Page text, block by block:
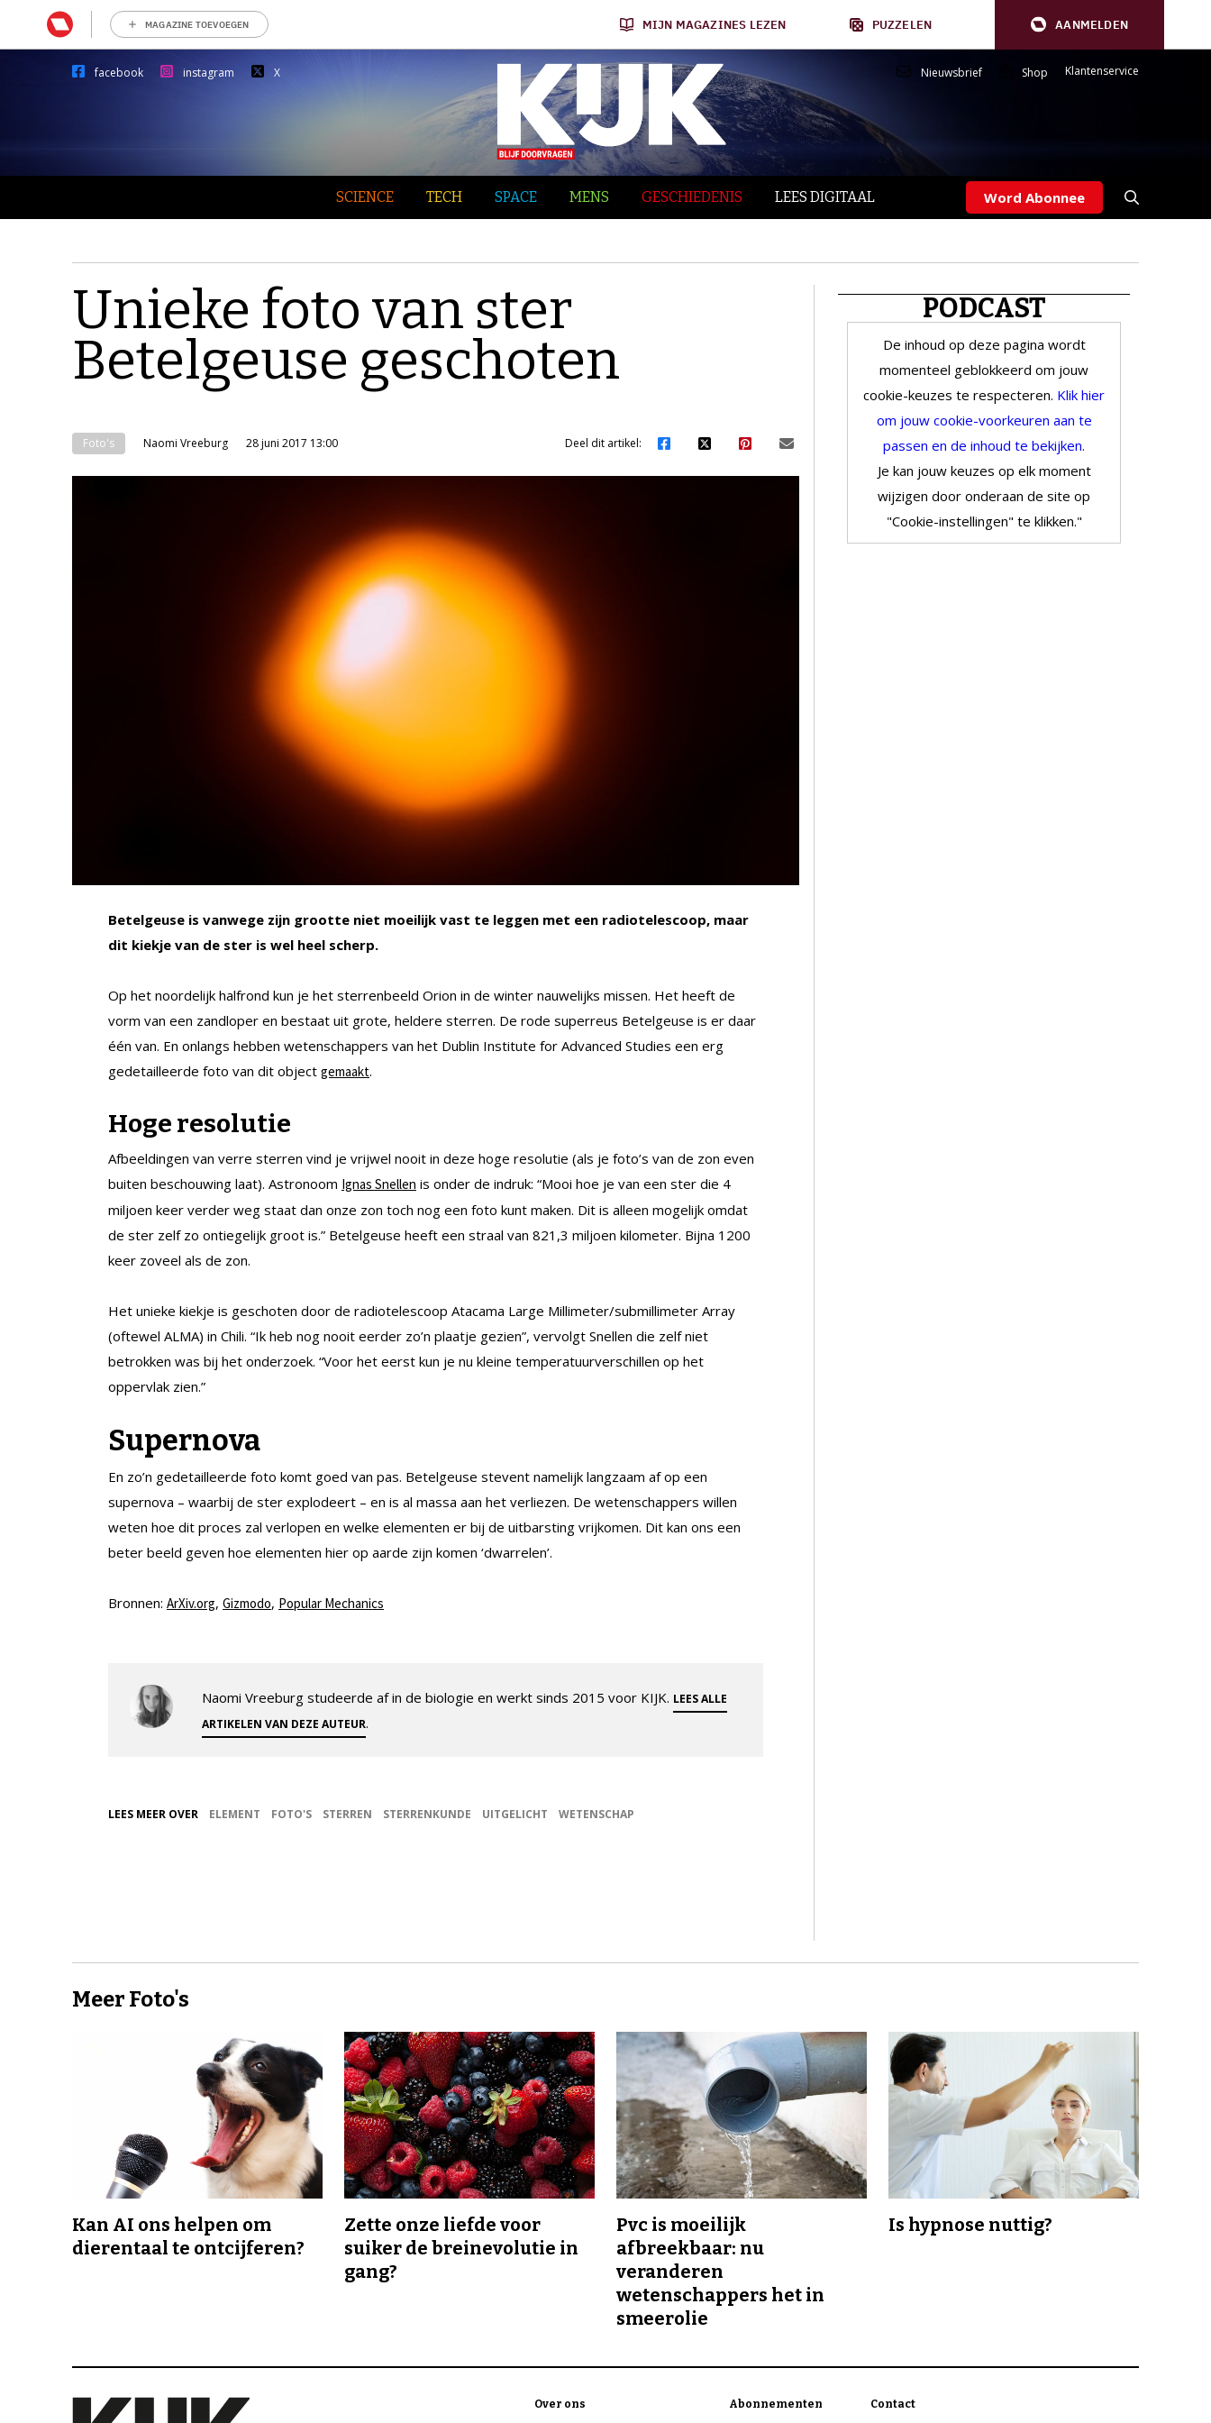
MAGAZINE TOEVOEGEN MIJN MAGAZINES LEZEN PUZZELEN AANMELDEN
facebook instagram X Nieuwsbrief Shop Klantenservice
SCIENCE TECH SPACE MENS GESCHIEDENIS LEES DIGITAAL Word Abonnee
Unieke foto van ster
Betelgeuse geschoten
Foto's Naomi Vreeburg 28 juni 2017 13:00 Deel dit artikel:
Betelgeuse is vanwege zijn grootte niet moeilijk vast te leggen met een radiotelescoop, maar
dit kiekje van de ster is wel heel scherp.
Op het noordelijk halfrond kun je het sterrenbeeld Orion in de winter nauwelijks missen. Het heeft de
vorm van een zandloper en bestaat uit grote, heldere sterren. De rode superreus Betelgeuse is er daar
één van. En onlangs hebben wetenschappers van het Dublin Institute for Advanced Studies een erg
gedetailleerde foto van dit object gemaakt.
Hoge resolutie
Afbeeldingen van verre sterren vind je vrijwel nooit in deze hoge resolutie (als je foto’s van de zon even
buiten beschouwing laat). Astronoom Ignas Snellen is onder de indruk: “Mooi hoe je van een ster die 4
miljoen keer verder weg staat dan onze zon toch nog een foto kunt maken. Dit is alleen mogelijk omdat
de ster zelf zo ontiegelijk groot is.” Betelgeuse heeft een straal van 821,3 miljoen kilometer. Bijna 1200
keer zoveel als de zon.
Het unieke kiekje is geschoten door de radiotelescoop Atacama Large Millimeter/submillimeter Array
(oftewel ALMA) in Chili. “Ik heb nog nooit eerder zo’n plaatje gezien”, vervolgt Snellen die zelf niet
betrokken was bij het onderzoek. “Voor het eerst kun je nu kleine temperatuurverschillen op het
oppervlak zien.”
Supernova
En zo’n gedetailleerde foto komt goed van pas. Betelgeuse stevent namelijk langzaam af op een
supernova – waarbij de ster explodeert – en is al massa aan het verliezen. De wetenschappers willen
weten hoe dit proces zal verlopen en welke elementen er bij de uitbarsting vrijkomen. Dit kan ons een
beter beeld geven hoe elementen hier op aarde zijn komen ‘dwarrelen’.
Bronnen: ArXiv.org, Gizmodo, Popular Mechanics
Naomi Vreeburg studeerde af in de biologie en werkt sinds 2015 voor KIJK. LEES ALLE
ARTIKELEN VAN DEZE AUTEUR.
LEES MEER OVER ELEMENT FOTO'S STERREN STERRENKUNDE UITGELICHT WETENSCHAP
PODCAST
De inhoud op deze pagina wordt
momenteel geblokkeerd om jouw
cookie-keuzes te respecteren. Klik hier
om jouw cookie-voorkeuren aan te
passen en de inhoud te bekijken.
Je kan jouw keuzes op elk moment
wijzigen door onderaan de site op
"Cookie-instellingen" te klikken."
Meer Foto's
Kan AI ons helpen om
dierentaal te ontcijferen?
Zette onze liefde voor
suiker de breinevolutie in
gang?
Pvc is moeilijk
afbreekbaar: nu
veranderen
wetenschappers het in
smeerolie
Is hypnose nuttig?
Over ons Abonnementen Contact